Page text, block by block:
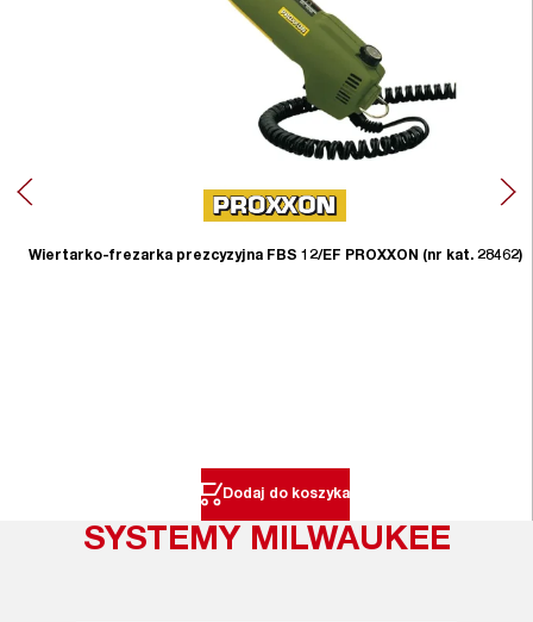
Wiertarko-frezarka prezcyzyjna FBS 12/EF PROXXON (nr kat. 28462)
Dodaj do koszyka
SYSTEMY MILWAUKEE